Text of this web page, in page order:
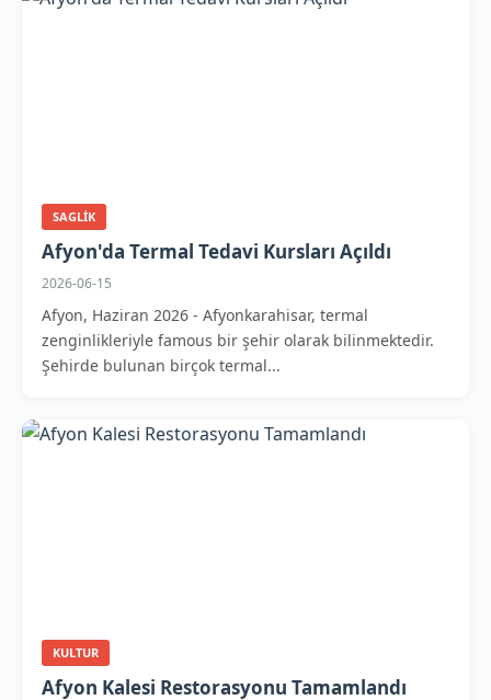
SAGLIK
Afyon'da Termal Tedavi Kursları Açıldı
2026-06-15
Afyon, Haziran 2026 - Afyonkarahisar, termal
zenginlikleriyle famous bir şehir olarak bilinmektedir.
Şehirde bulunan birçok termal...
KULTUR
Afyon Kalesi Restorasyonu Tamamlandı